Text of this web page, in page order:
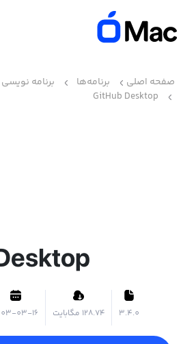
صفحه اصلی برنامه‌ها
برنامه نویسی
GitHub Desktop
3.4.0 ۱۲۸.۷۴ مگابایت 03-16